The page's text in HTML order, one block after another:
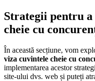
Strategii pentru a
cheie cu
În această secțiune, vom
viza cuvintele cheie cu
implementarea acestor
site-ului dvs. web și puteți